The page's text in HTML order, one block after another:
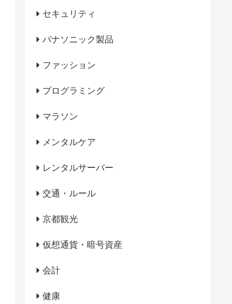
セキュリティ
パナソニック製品
ファッション
プログラミング
マラソン
メンタルケア
レンタルサーバー
交通・ルール
京都観光
仮想通貨・暗号資産
会計
健康